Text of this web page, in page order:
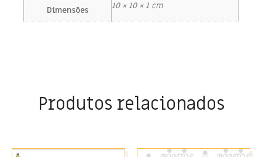
Dimensões 10 × 10 × 1 cm
Produtos relacionados